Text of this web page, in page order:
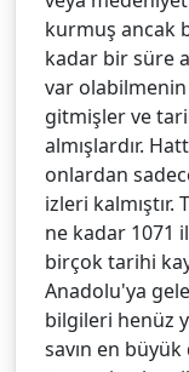
kurmuş ancak
kadar bir süre
var olabilmenin
gitmişler ve
almışlardır.
onlardan
izleri
ne kadar 1071
birçok tarihi
Anadolu'ya
bilgileri henüz
savın en